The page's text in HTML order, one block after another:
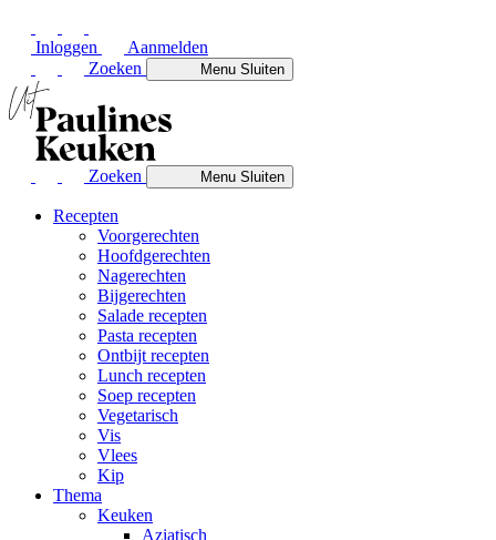
Inloggen
Aanmelden
Zoeken
MenuSluiten
Zoeken MenuSluiten
Recepten
Voorgerechten
Hoofdgerechten
Nagerechten
Bijgerechten
Salade recepten
Pasta recepten
Ontbijt recepten
Lunch recepten
Soep recepten
Vegetarisch
Vis
Vlees
Kip
Thema
Keuken
Aziatisch